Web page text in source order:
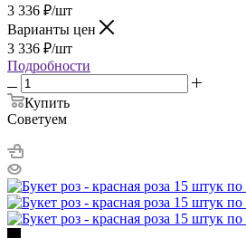
3 336 ₽/шт
Варианты цен
3 336 ₽/шт
Подробности
Купить
Советуем